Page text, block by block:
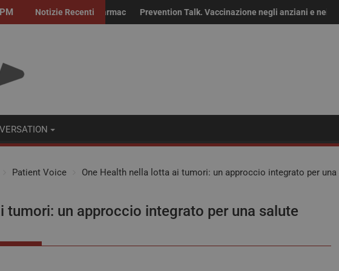
Notizie Recenti
quadro per i farmaci fuori brevetto: “Non solo risparmio, servono continuità delle
Prevention Talk. Vaccinazione negli anziani e nei fragili:
Patient Voice One Health nella lotta ai tumori: un approccio integrato per
tumori: un approccio integrato per una salute